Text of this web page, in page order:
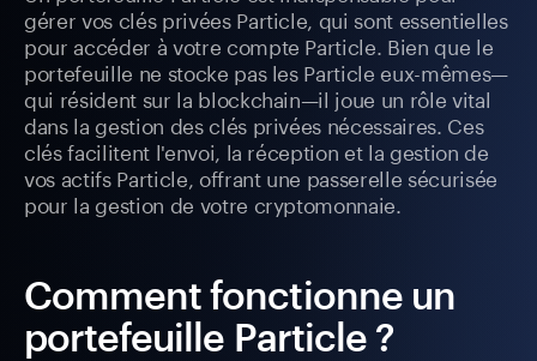
gérer vos clés privées Particle, qui sont essentielles
pour accéder à votre compte Particle. Bien que le
portefeuille ne stocke pas les Particle eux-mêmes—
qui résident sur la blockchain—il joue un rôle vital
dans la gestion des clés privées nécessaires. Ces
clés facilitent l'envoi, la réception et la gestion de
vos actifs Particle, offrant une passerelle sécurisée
pour la gestion de votre cryptomonnaie.
Comment fonctionne un
portefeuille Particle ?